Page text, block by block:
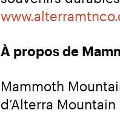
À propos de
Mammoth
d’Alterra